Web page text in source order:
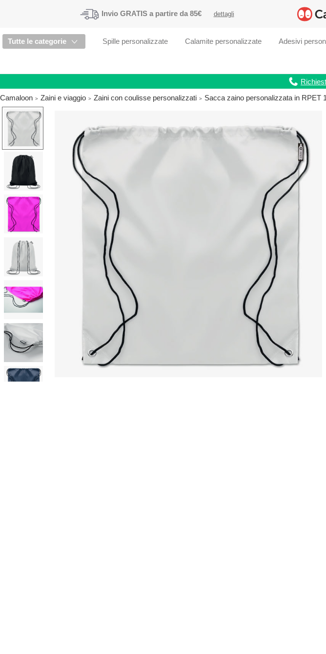
Invio GRATIS a partire da 85€ dettagli
Tutte le categorie Spille personalizzate Calamite personalizzate Adesivi
Camaloon
Zaini e viaggio Zaini con coulisse personalizzati Sacca zaino personalizzata in RPET